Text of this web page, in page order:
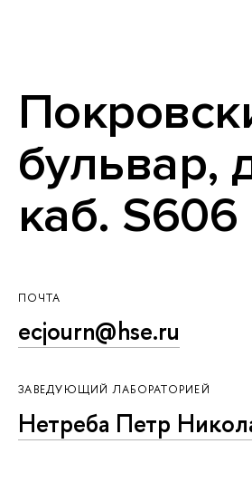
бульвар,
каб. S606
ПОЧТА
ecjourn@hse.ru
ЗАВЕДУЮЩИЙ ЛАБОРАТОРИЕЙ
Нетреба Петр